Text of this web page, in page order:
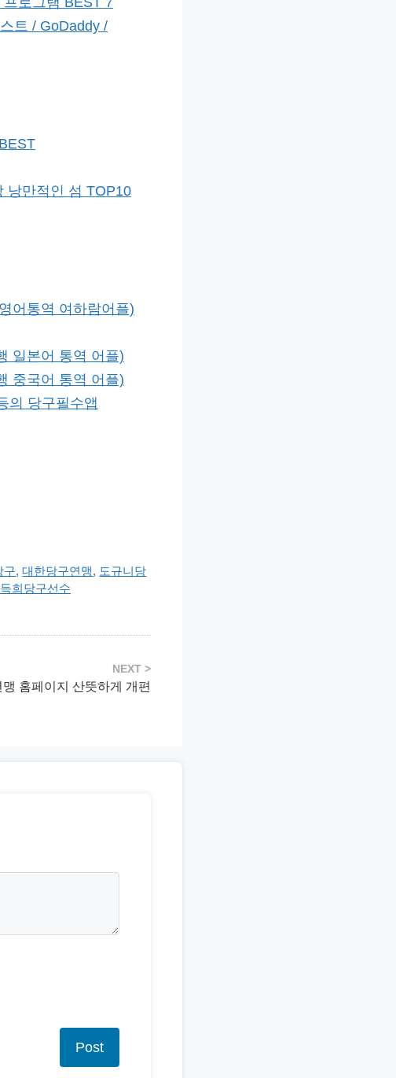
트 / GoDaddy /
낭만적인 섬 TOP10
어통역 여하람어플)
일본어 통역 어플)
중국어 통역 어플)
의 당구필수앱
구,대한당구연맹, 도규니당
희당구선수
홈페이지 산뜻하게 개편